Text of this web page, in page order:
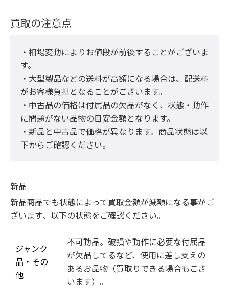
買取の注意点
・相場変動によりお値段が前後することがございま
す。
・大型製品などの送料が高額になる場合は、配送料
がお客様負担となることがございます。
・中古品の価格は付属品の欠品がなく、状態・動作
に問題がない品物の目安金額となります。
・新品と中古品で価格が異なります。商品状態は以
下からご確認ください。
新品
新品商品でも状態によって買取金額が減額になる事がご
ざいます、以下の状態をご確認ください。
ジャンク
品・その
他
不可動品。破損や動作に必要な付属品
が欠品してるなど、使用に差し支えの
あるお品物（買取りできる場合もござ
います）。